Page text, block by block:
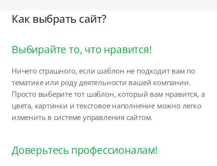
Как выбрать сайт?
Выбирайте то, что нравится!
Ничего страшного, если шаблон не подходит вам по
тематике или роду деятельности вашей компании.
Просто выберите тот шаблон, который вам нравится, а
цвета, картинки и текстовое наполнение можно легко
изменить в системе управления сайтом.
Доверьтесь профессионалам!